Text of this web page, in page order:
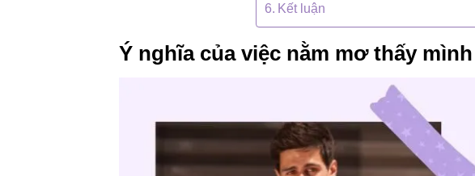
Kết luận
Ý nghĩa của việc nằm mơ thấy